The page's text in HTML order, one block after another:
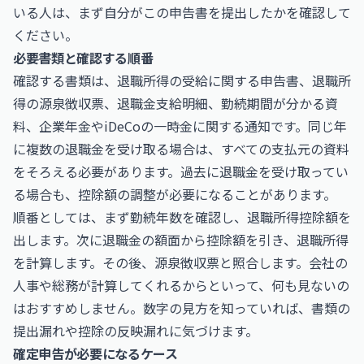
いる人は、まず自分がこの申告書を提出したかを確認して
ください。
必要書類と確認する順番
確認する書類は、退職所得の受給に関する申告書、退職所
得の源泉徴収票、退職金支給明細、勤続期間が分かる資
料、企業年金やiDeCoの一時金に関する通知です。同じ年
に複数の退職金を受け取る場合は、すべての支払元の資料
をそろえる必要があります。過去に退職金を受け取ってい
る場合も、控除額の調整が必要になることがあります。
順番としては、まず勤続年数を確認し、退職所得控除額を
出します。次に退職金の額面から控除額を引き、退職所得
を計算します。その後、源泉徴収票と照合します。会社の
人事や総務が計算してくれるからといって、何も見ないの
はおすすめしません。数字の見方を知っていれば、書類の
提出漏れや控除の反映漏れに気づけます。
確定申告が必要になるケース